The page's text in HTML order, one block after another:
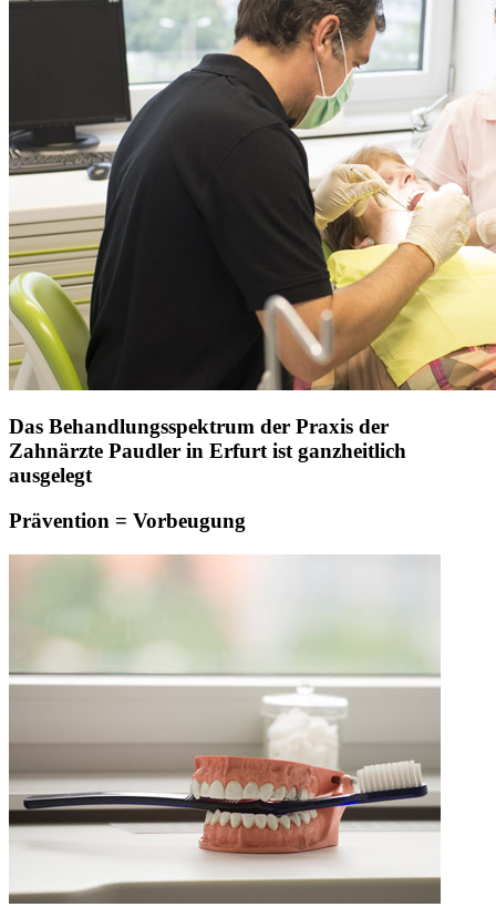
Das Behandlungsspektrum der Praxis der
Zahnärzte Paudler in Erfurt ist ganzheitlich
ausgelegt
Prävention = Vorbeugung